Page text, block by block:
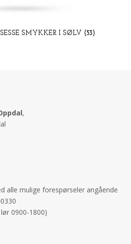
SMYKKER I SØLV (53)
,
alle mulige forespørseler angående
0900-1800)